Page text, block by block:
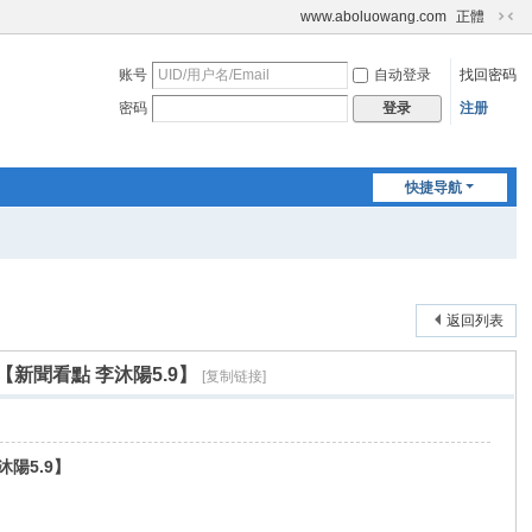
www.aboluowang.com 正體
切
到
账号 自动登录
找回密码
密码
登录 注册
快捷导航
返回列表
聞看點 李沐陽5.9】 [复制链接]
陽5.9】